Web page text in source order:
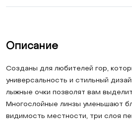
Описание
Созданы для любителей гор,
универсальность и стильный
лыжные очки позволят вам
Многослойные линзы уменьшают
видимость местности, три слоя